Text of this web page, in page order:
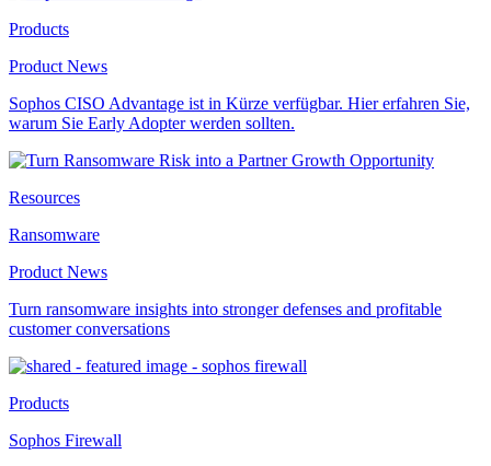
Products
Product News
Sophos CISO Advantage ist in Kürze verfügbar. Hier erfahren Sie,
warum Sie Early Adopter werden sollten.
Resources
Ransomware
Product News
Turn ransomware insights into stronger defenses and profitable
customer conversations
Products
Sophos Firewall